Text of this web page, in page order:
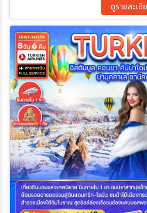
ของเมืองคัปปาโดเกีย หรือ นั่งรถ Jeep
แคนยอน หรือ ถ่ายภาพกับรถคลาสสิคคา
รานโบลู – เมืองอังการ่า – สุสานอตาเติ
อิสตันบูล – โรงงานผลิตเครื่องหนัง –
แควร์ – หอคอยกาลาตา เมืองอิสตันบู
ช้อปปิ้งท่าเรือกาลาตา – ท่าอากาศยานน
ดูรายละเอี